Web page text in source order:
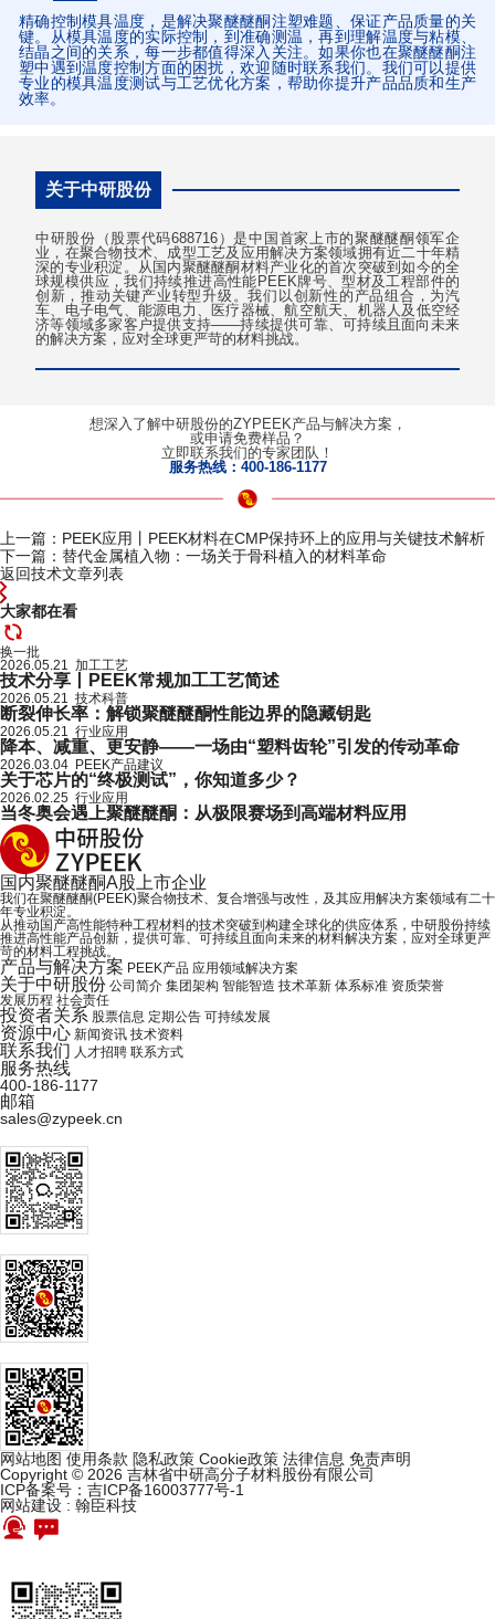
精确控制模具温度，是解决聚醚醚酮注塑难题、保证产品质量的关
键。从模具温度的实际控制，到准确测温，再到理解温度与粘模、
结晶之间的关系，每一步都值得深入关注。如果你也在聚醚醚酮注
塑中遇到温度控制方面的困扰，欢迎随时联系我们。我们可以提供
专业的模具温度测试与工艺优化方案，帮助你提升产品品质和生产
效率。
关于中研股份
中研股份（股票代码688716）是中国首家上市的聚醚醚酮领军企
业，在聚合物技术、成型工艺及应用解决方案领域拥有近二十年精
深的专业积淀。从国内聚醚醚酮材料产业化的首次突破到如今的全
球规模供应，我们持续推进高性能PEEK牌号、型材及工程部件的
创新，推动关键产业转型升级。我们以创新性的产品组合，为汽
车、电子电气、能源电力、医疗器械、航空航天、机器人及低空经
济等领域多家客户提供支持——持续提供可靠、可持续且面向未来
的解决方案，应对全球更严苛的材料挑战。
想深入了解中研股份的ZYPEEK产品与解决方案，
或申请免费样品？
立即联系我们的专家团队！
服务热线：400-186-1177
上一篇：PEEK应用丨PEEK材料在CMP保持环上的应用与关键技术解析
下一篇：替代金属植入物：一场关于骨科植入的材料革命
返回技术文章列表
大家都在看
换一批
2026.05.21 加工工艺
技术分享丨PEEK常规加工工艺简述
2026.05.21 技术科普
断裂伸长率：解锁聚醚醚酮性能边界的隐藏钥匙
2026.05.21 行业应用
降本、减重、更安静——一场由“塑料齿轮”引发的传动革命
2026.03.04 PEEK产品建议
关于芯片的“终极测试”，你知道多少？
2026.02.25 行业应用
当冬奥会遇上聚醚醚酮：从极限赛场到高端材料应用
国内聚醚醚酮A股上市企业
我们在聚醚醚酮(PEEK)聚合物技术、复合增强与改性，及其应用解决方案领域有二十
年专业积淀。
从推动国产高性能特种工程材料的技术突破到构建全球化的供应体系，中研股份持续
推进高性能产品创新，提供可靠、可持续且面向未来的材料解决方案，应对全球更严
苛的材料工程挑战。
产品与解决方案 PEEK产品 应用领域解决方案
关于中研股份 公司简介 集团架构 智能智造 技术革新 体系标准 资质荣誉
发展历程 社会责任
投资者关系 股票信息 定期公告 可持续发展
资源中心 新闻资讯 技术资料
联系我们 人才招聘 联系方式
服务热线
400-186-1177
邮箱
sales@zypeek.cn
网站地图 使用条款 隐私政策 Cookie政策 法律信息 免责声明
Copyright © 2026 吉林省中研高分子材料股份有限公司
ICP备案号：吉ICP备16003777号-1
网站建设 : 翰臣科技